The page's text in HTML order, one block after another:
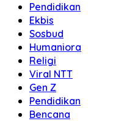
Pendidikan
Ekbis
Sosbud
Humaniora
Religi
Viral NTT
Gen Z
Pendidikan
Bencana